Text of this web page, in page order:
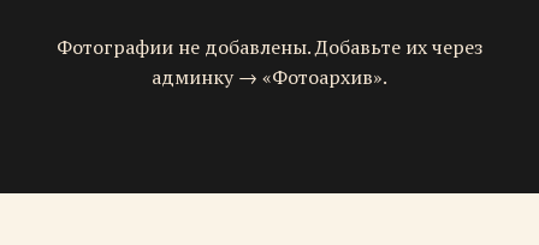
Фотографии не добавлены. Добавьте их через
админку → «Фотоархив».